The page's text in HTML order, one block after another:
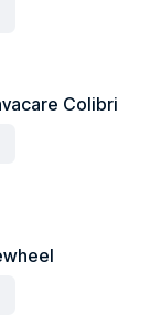
Colibri